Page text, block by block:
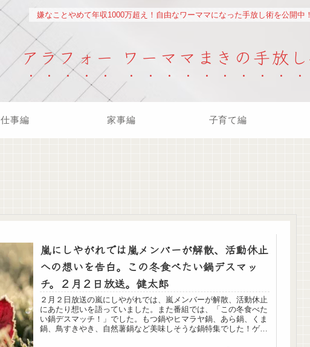
嫌なことやめて年収1000万超え！自由なワーママになった手放し術を公開中
アラフォー ワーママまきの手放
仕事編 家事編 子育て編
嵐にしやがれでは嵐メンバーが解散、活動休止
への想いを告白。この冬食べたい鍋デスマッ
チ。２月２日放送。健太郎
２月２日放送の嵐にしやがれでは、嵐メンバーが解散、活動休止
にあたり想いを語っていました。また番組では、「この冬食べた
い鍋デスマッチ！」でした。もつ鍋やヒマラヤ鍋、あら鍋、くま
鍋、鳥すきやき、自然薯鍋など美味しそうな鍋特集でした！ゲス